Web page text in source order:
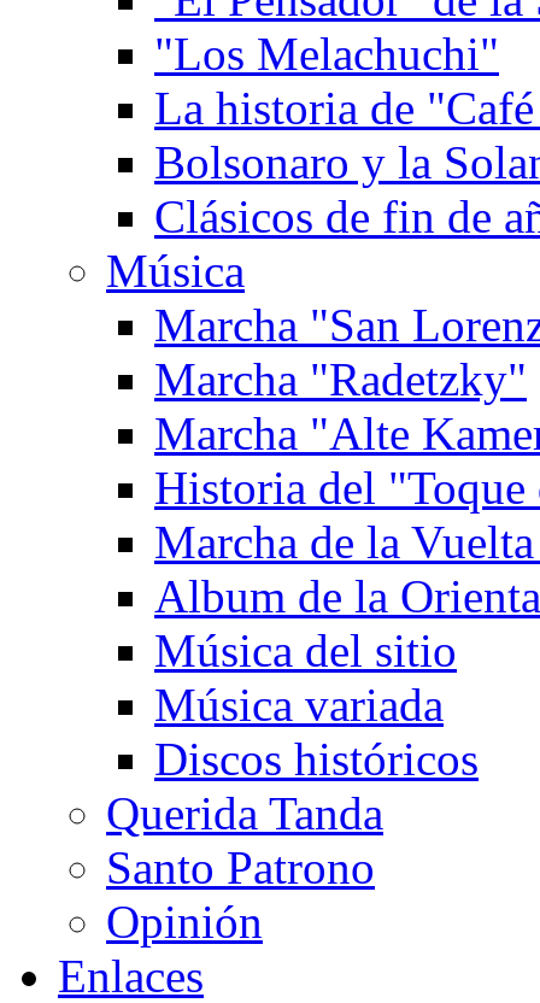
"Los Melachuchi"
La historia de
Bolsonaro y la
Clásicos de fin de
Música
Marcha "San
Marcha "Radetzky"
Marcha "Alte
Historia del
Marcha de la
Album de la
Música del sitio
Música variada
Discos históricos
Querida Tanda
Santo Patrono
Opinión
Enlaces